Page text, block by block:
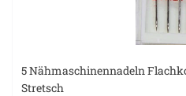
5 Nähmaschinennadeln
Stretsch